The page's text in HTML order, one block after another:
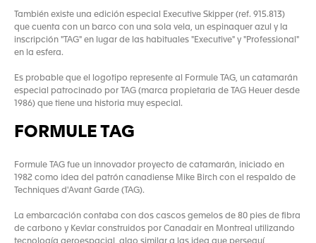
También existe una edición especial Executive Skipper (ref. 915.813)
que cuenta con un barco con una sola vela, un espinaquer azul y la
inscripción "TAG" en lugar de las habituales "Executive" y "Professional"
en la esfera.
Es probable que el logotipo represente al Formule TAG, un catamarán
especial patrocinado por TAG (marca propietaria de TAG Heuer desde
1986) que tiene una historia muy especial.
FORMULE TAG
Formule TAG fue un innovador proyecto de catamarán, iniciado en
1982 como idea del patrón canadiense Mike Birch con el respaldo de
Techniques d'Avant Garde (TAG).
La embarcación contaba con dos cascos gemelos de 80 pies de fibra
de carbono y Kevlar construidos por Canadair en Montreal utilizando
tecnología aeroespacial, algo similar a las idea que perseguí